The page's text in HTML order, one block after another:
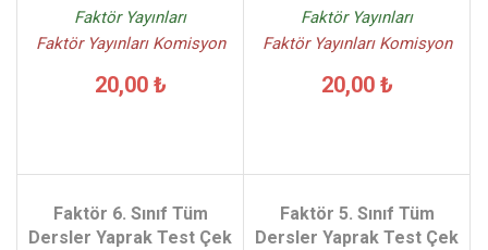
Faktör Yayınları
Faktör Yayınları Komisyon
20,00 ₺
Faktör Yayınları
Faktör Yayınları Komisyon
20,00 ₺
Faktör 6. Sınıf Tüm
Dersler Yaprak Test Çek
Faktör 5. Sınıf Tüm
Dersler Yaprak Test Çek